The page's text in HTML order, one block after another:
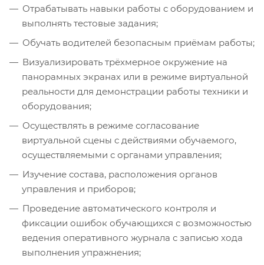
Отрабатывать навыки работы с оборудованием и
выполнять тестовые задания;
Обучать водителей безопасным приёмам работы;
Визуализировать трёхмерное окружение на
панорамных экранах или в режиме виртуальной
реальности для демонстрации работы техники и
оборудования;
Осуществлять в режиме согласование
виртуальной сцены с действиями обучаемого,
осуществляемыми с органами управления;
Изучение состава, расположения органов
управления и приборов;
Проведение автоматического контроля и
фиксации ошибок обучающихся с возможностью
ведения оперативного журнала с записью хода
выполнения упражнения;